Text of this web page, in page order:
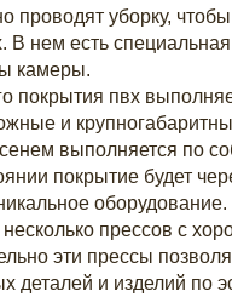
проводят уборку,
нем есть
камеры.
покрытия пвх
и
выполняется по
покрытие будет
прессов с
эти прессы
деталей и изделий